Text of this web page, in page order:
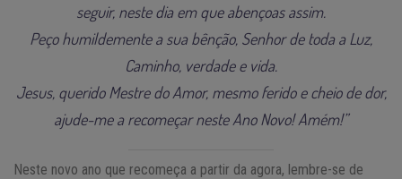
seguir, neste dia em que abençoas assim.
Peço humildemente a sua bênção, Senhor de toda a Luz,
Caminho, verdade e vida.
Jesus, querido Mestre do Amor, mesmo ferido e cheio de dor,
ajude-me a recomeçar neste Ano Novo! Amém!”
Neste novo ano que recomeça a partir da agora, lembre-se de